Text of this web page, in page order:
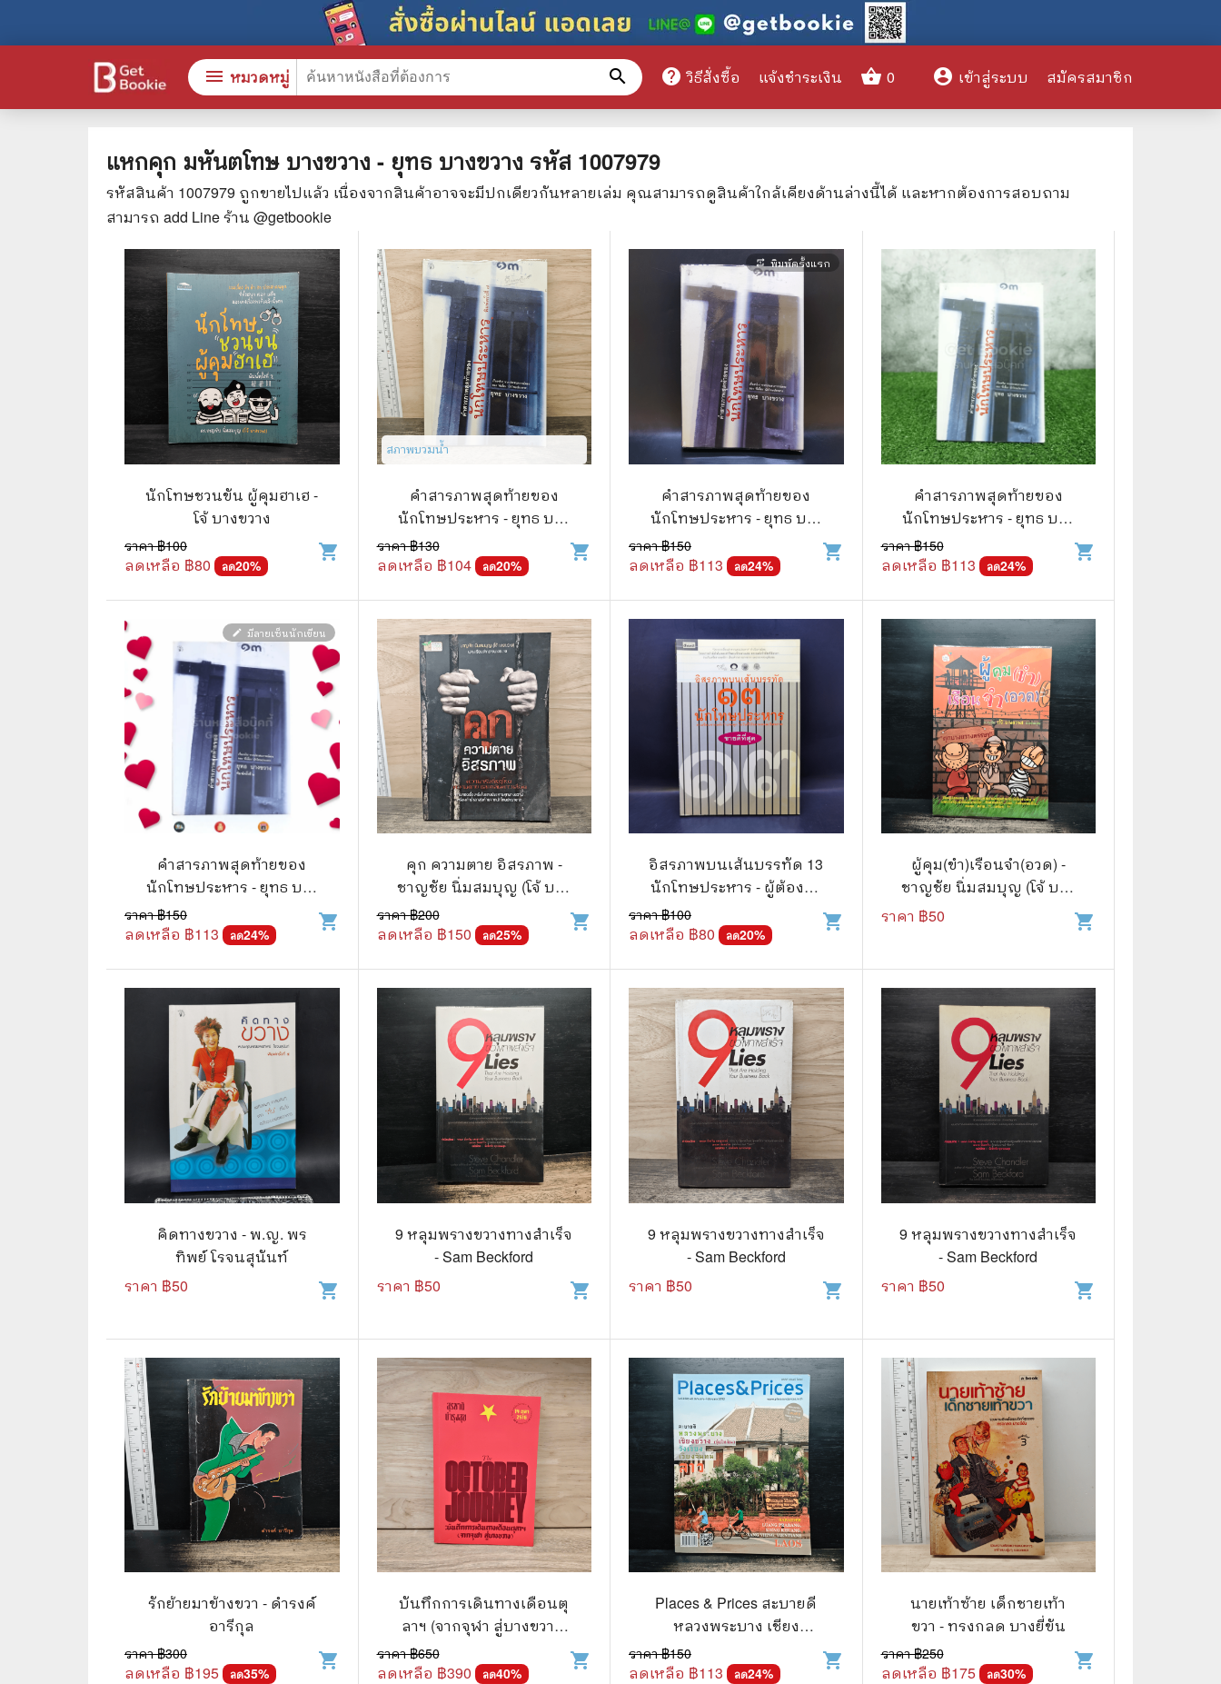
แหกคุก มหันตโทษ บางขวาง - ยุทธ บางขวาง รหัส 1007979
รหัสสินค้า 1007979 ถูกขายไปแล้ว เนื่องจากสินค้าอาจจะมีปกเดียวกันหลายเล่ม คุณสามารถดูสินค้าใกล้เคียงด้านล่างนี้ได้ และหากต้องการสอบถาม
สามารถ add Line ร้าน @getbookie
นักโทษชวนขัน ผู้คุมฮาเฮ -
โจ้ บางขวาง
ราคา ฿100
ลดเหลือ ฿80 ลด20%
shopping_cart
สภาพบวมน้ำ
คำสารภาพสุดท้ายของ
นักโทษประหาร - ยุทธ บาง
ราคา ฿130
ลดเหลือ ฿104 ลด20%
shopping_cart
repeat_one พิมพ์ครั้งแรก
คำสารภาพสุดท้ายของ
นักโทษประหาร - ยุทธ บาง
ราคา ฿150
ลดเหลือ ฿113 ลด24%
shopping_cart
คำสารภาพสุดท้ายของ
นักโทษประหาร - ยุทธ บาง
ราคา ฿150
ลดเหลือ ฿113 ลด24%
shopping_cart
edit มีลายเซ็นนักเขียน
คำสารภาพสุดท้ายของ
นักโทษประหาร - ยุทธ บาง
ราคา ฿150
ลดเหลือ ฿113 ลด24%
shopping_cart
คุก ความตาย อิสรภาพ -
ชาญชัย นิ่มสมบุญ (โจ้ บาง
ราคา ฿200
ลดเหลือ ฿150 ลด25%
shopping_cart
อิสรภาพบนเส้นบรรทัด 13
นักโทษประหาร - ผู้ต้องขัง
เรือนจำกลางบางขวาง
ราคา ฿100
ลดเหลือ ฿80 ลด20%
shopping_cart
ผู้คุม(ขำ)เรือนจำ(อวด) -
ชาญชัย นิ่มสมบุญ (โจ้ บาง
ราคา ฿50 shopping_cart
คิดทางขวาง - พ.ญ. พร
ทิพย์ โรจนสุนันท์
ราคา ฿50 shopping_cart
9 หลุมพรางขวางทางสำเร็จ
- Sam Beckford
ราคา ฿50 shopping_cart
9 หลุมพรางขวางทางสำเร็จ
- Sam Beckford
ราคา ฿50 shopping_cart
9 หลุมพรางขวางทางสำเร็จ
- Sam Beckford
ราคา ฿50 shopping_cart
รักย้ายมาข้างขวา - ดำรงค์
อารีกุล
ราคา ฿300
ลดเหลือ ฿195 ลด35%
shopping_cart
บันทึกการเดินทางเดือนตุ
ลาฯ (จากจุฬา สู่บางขวาง)
The October Journey - สุร
ชาติ บำรุงสุข
ราคา ฿650
ลดเหลือ ฿390 ลด40%
shopping_cart
Places & Prices สะบายดี
หลวงพระบาง เชียง
ขวาง(ทุ่งไหหิน) วังเวียง
เวียงจันทน์ ลาว
ราคา ฿150
ลดเหลือ ฿113 ลด24%
shopping_cart
นายเท้าซ้าย เด็กชายเท้า
ขวา - ทรงกลด บางยี่ขัน
ราคา ฿250
ลดเหลือ ฿175 ลด30%
shopping_cart
menu หมวดหมู่ search help วิธีสั่งซื้อ แจ้งชำระเงิน shopping_basket 0 account_circle เข้าสู่ระบบ สมัครสมาชิก
หมวดหมู่สินค้า
หนังสือทั้งหมด
สินค้าใช้เฉพาะแต้มเท่านั้น
📚 หนังสือทั่วไป
😁 จิตวิทยา พัฒนาตนเอง
👔 ธุรกิจ เศรษฐศาสตร์
📜 ประวัติศาสตร์
👤 ประวัติบุคคล ประสบการณ์ชีวิต
🌠 โหราศาสตร์ การทำนาย
☸️ ธรรมะ ศาสนา ปรัชญา
🏙️ การเมือง สังคมศาสตร์
🧳 ท่องเที่ยว ประสบการณ์ท่องเที่ยว
💃 งานอดิเรก อาชีพ
สารคดี
🌎 สารคดี ความรู้รอบตัว
💎 เพชร พลอย อัญมณี
🛸 วิทยาศาสตร์ คณิตศาสตร์
🌾 พืช สัตว์
🥘 อาหาร สุขภาพ ความงาม
👪 ครอบครัว การเลี้ยงลูก
🏡 บ้านและสวน
🎸 ดนตรี ภาพยนตร์
🖥️ คอมพิวเตอร์ เทคโนโลยี
หนังสือทั่วไป พ็อกเก็ตบุ๊ค
🦄 วรรณกรรม นิยาย เรื่องสั้น
🛖 วรรณคดีไทย นิทานพื้นบ้าน
👩‍🦳 นิยายไทยรุ่นเก่า
🏵️ บทกวี บทกลอน
🏞️ นิยายภาพ
👨‍❤️‍👨 นิยายวาย นิยายยูริ
✍️ นิยายฟิคชั่น
🌏 นิยายแปล
🏰 วรรณกรรมเยาวชน
🛸 ไซไฟ วิทยาศาสตร์
🌟 นิยายไลท์โนเวล
⚖️ กฎหมาย
💬 ภาษาศาสตร์
💉 การแพทย์
👮‍♀️ คู่มือเตรียมสอบราชการ
🏫 หนังสือเรียน
👩‍🏫 แนะแนวการศึกษา
การศึกษาและการสอน
😼 หนังสือการ์ตูน
📚 การ์ตูนชุด
👨‍❤️‍👨 การ์ตูนวาย การ์ตูนยูริ
🕰️ การ์ตูนยุคเก่า
❤️ รัก โรแมนติก
🎭 ดราม่า ชีวิต เรื่องจริง
💀 ผี สยองขวัญ ระทึกขวัญ
🐾 เกี่ยวกับสัตว์
🎻 การ์ตูนดนตรี
🍳 การ์ตูนทำอาหาร
🕵️‍♀️ สืบสวน สอบสวน
⚔️ ต่อสู้ แอ๊คชั่น
⚽ การ์ตูนกีฬา
🔮 แฟนตาซี
🧗‍♂️ ผจญภัย ท่องเที่ยว
☠️ การ์ตูนผีไทย
👩 สนพ.ยอดธิดา
☘️ สนพ.รักพิมพ์ Luckpim
🔵 สนพ.Phoenix Next
🏳️‍🌈 สนพ.หมึกจีน
🟩 สนพ.บงกช
☀️ สนพ.วิบูลย์กิจ
🟦 สนพ.เนชั่น
⭕ สนพ.สยามอินเตอร์
🔴 สนพ.บูรพัฒน์
🔲 สนพ.Zenshu
การ์ตูนรายเดือน รายสัปดาห์
การ์ตูนแก๊ก
📕 นิตยสาร
📺 เรื่องย่อละครโทรทัศน์
นิตยสารดารารุ่นเก่า
แฟนคลับดารา
เรื่องย่อซีรี่ย์ต่างประเทศ
🌍 ทั่วไปและวาไรตี้
🤡 เรื่องสั้น ขำขัน
🎨 ศิลปะและการออกแบบ
🎸 ดนตรี
🩱 แฟชั่น
🔭 วิทยาศาสตร์
⛪ ศาสนา
🏙️ การเมือง
🎞️ ภาพยนตร์
โมเดล
Gossip ดารา
👙 เซ็กซี่
วัยรุ่น
🥘 อาหาร
💄 สุขภาพและความงาม
🏠 แต่งบ้าน
🧳 ท่องเที่ยว
คู่มือเฉลยเกม
เกษตรและธรรมชาติ
แม่และเด็ก
ภาษาศาสตร์
ไอทีและเทคโนโลยี
นิตยสารเก่าราคาถูก
นางงามและการประกวด
🎨 Art and Design
🤹‍♀️ Humor & Entertainment
🏝️ Survival & Emergency
Preparedness
🦸‍♂️ Comics & Graphic Novels
🏺 Historical & Political
🌠 Astrology
⛪ Religion
🧏‍♀️ Languages
🪐 Science & Math
🏋️‍♂️ Health and Well-Being
😊 Self-Enrichment
👔 Business and Economics
🖥️ Computers & Technology
🧑‍🏫 Education & Teaching
🎶 Music & Movie
🧒 Children's Books
👪 Family and Relationships
🐕‍🦺 Animals
⚙️ Engineering & Transportation
👤 Biography
🍸 Food and Drink
💃 Hobbies and Collectibles
🖋️ Literature and Fiction
🧳 Travel Literature
⚽ Sports
🎲 Board Game
2️⃣ Used Board Game บอร์ดเกมมือ
สอง
🎉 Party
🧠 Strategy
🪅 Family
♟️ Abstract
บอร์ดเกมแปลไทย
บอร์ดเกมโดยคนไทย
🎴 Card Sleeves ซองใส่การ์ด
Board Game